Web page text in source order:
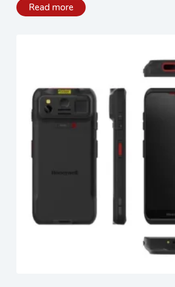
Read more